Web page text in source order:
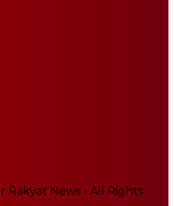
Rakyat News - All Rights